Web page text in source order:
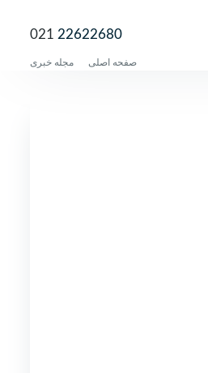
021 22622680
صفحه اصلی مجله خبری